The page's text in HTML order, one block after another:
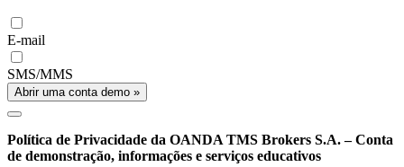
E-mail
SMS/MMS
Abrir uma conta demo »
Política de Privacidade da OANDA TMS Brokers S.A. – Conta
de demonstração, informações e serviços educativos